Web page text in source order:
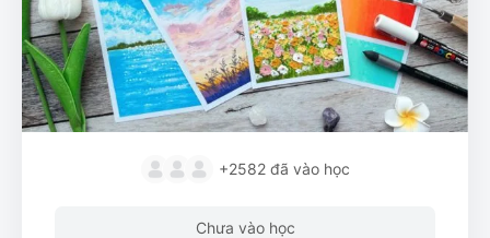
+2582 đã vào học
Chưa vào học